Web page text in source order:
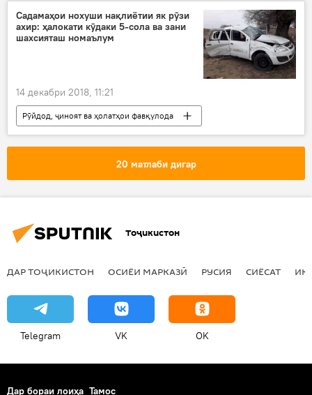
Садамаҳои нохуши нақлиётии як рӯзи
ахир: ҳалокати кӯдаки 5-сола ва зани
шахсияташ номаълум
14 декабри 2018, 11:21
Рӯйдод, ҷиноят ва ҳолатҳои фавқулода
Ҳамаи хабарҳо
20 матлаби дигар
Тоҷикистон
ДАР ТОҶИКИСТОН ОСИЁИ МАРКАЗӢ РУСИЯ СИЁСАТ
Telegram VK OK
Дар бораи лоиҳа Тамос